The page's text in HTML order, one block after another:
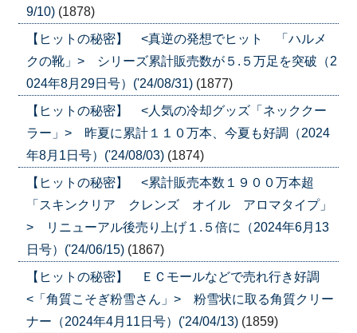
9/10) (1878)
【ヒットの秘密】 <真逆の発想でヒット 「ハルメ
クの靴」> シリーズ累計販売数が５.５万足を突破（2
024年8月29日号）('24/08/31) (1877)
【ヒットの秘密】 <人気の冷却グッズ「ネッククー
ラー」> 昨夏に累計１１０万本、今夏も好調（2024
年8月1日号）('24/08/03) (1874)
【ヒットの秘密】 <累計販売本数１９００万本超
「スキンクリア クレンズ オイル アロマタイプ」
> リニューアル後売り上げ１.５倍に（2024年6月13
日号）('24/06/15) (1867)
【ヒットの秘密】 ＥＣモールなどで売れ行き好調
<「角質こそぎ粉雪さん」> 粉雪状に取る角質クリー
ナー（2024年4月11日号）('24/04/13) (1859)